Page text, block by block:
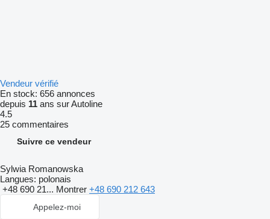
Vendeur vérifié
En stock: 656 annonces
depuis 11 ans sur Autoline
4.5
25 commentaires
Suivre ce vendeur
Sylwia Romanowska
Langues: polonais
+48 690 21... Montrer +48 690 212 643
Appelez-moi